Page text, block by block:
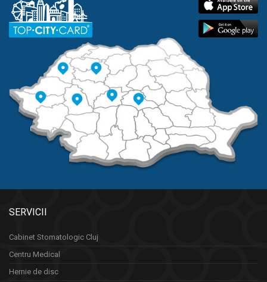
SERVICII
Cabinet Stomatologic Cluj
Centru Medical
Hernie de disc